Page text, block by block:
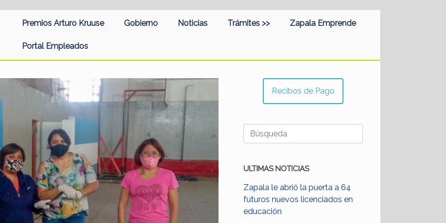
Premios Arturo Kruuse Gobierno Noticias Trámites >> Zapala Emprende
Portal Empleados
Recibos de Pago
Buscar:
ULTIMAS NOTICIAS
Zapala le abrió la puerta a 64
futuros nuevos licenciados en
educación